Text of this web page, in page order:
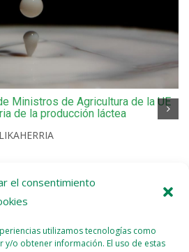
el consentimiento
utilizamos tecnologías como
y/o obtener información. El uso de estas
Ministros de Agricultura de la UE
de la producción láctea